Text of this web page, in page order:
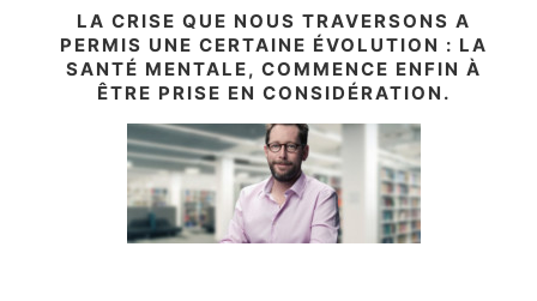
LA CRISE QUE NOUS TRAVERSONS A
PERMIS UNE CERTAINE ÉVOLUTION : LA
SANTÉ MENTALE, COMMENCE ENFIN À
ÊTRE PRISE EN CONSIDÉRATION.